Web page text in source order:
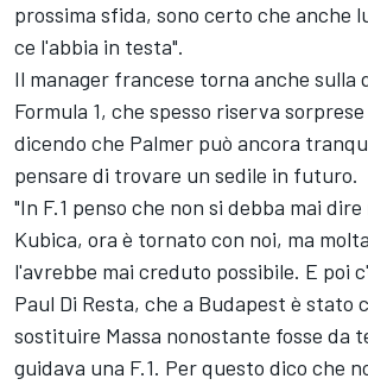
prossima sfida, sono certo che anche
ce l'abbia in testa".
Il manager francese torna anche sulla
Formula 1, che spesso riserva
dicendo che Palmer può ancora
pensare di trovare un sedile in futuro.
"In F.1 penso che non si debba mai
Kubica, ora è tornato con noi, ma
l'avrebbe mai creduto possibile. E poi
Paul Di Resta, che a Budapest è stato
sostituire Massa nonostante fosse da
guidava una F.1. Per questo dico che